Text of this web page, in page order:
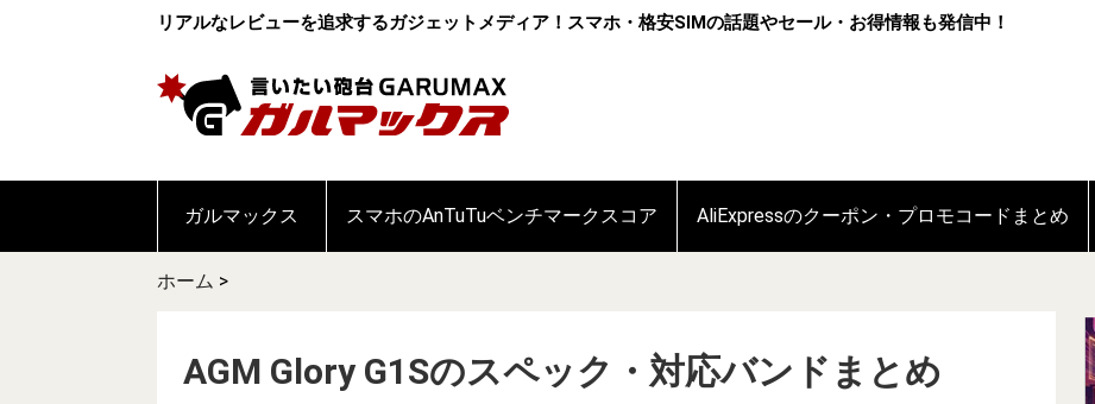
リアルなレビューを追求するガジェットメディア！スマホ・格安SIMの話題やセール・お得情報も発信中！
ガルマックス スマホのAnTuTuベンチマークスコア AliExpressのクーポン・プロモコードまとめ
ホーム >
AGM Glory G1Sのスペック・対応バンドまとめ